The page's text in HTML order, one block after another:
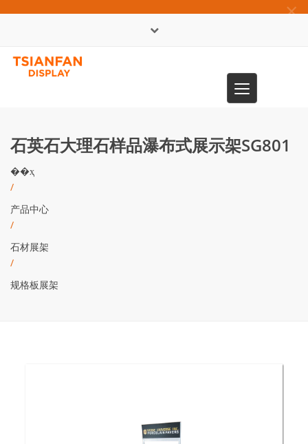
×
Toggle
navigation
石英石大理石样品瀑布式展示架SG801
��ҳ
/
产品中心
/
石材展架
/
规格板展架